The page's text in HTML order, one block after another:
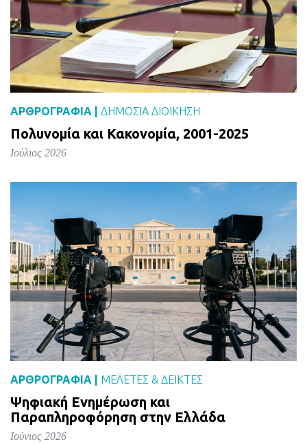
ΑΡΘΡΟΓΡΑΦΙΑ | ΔΗΜΌΣΙΑ ΔΙΟΊΚΗΣΗ
Πολυνομία και Κακονομία, 2001-2025
Ιούλιος 2026
ΑΡΘΡΟΓΡΑΦΙΑ | ΜΕΛΈΤΕΣ & ΔΕΙΚΤΕΣ
Ψηφιακή Ενημέρωση και
Παραπληροφόρηση στην Ελλάδα
Ιούνιος 2026